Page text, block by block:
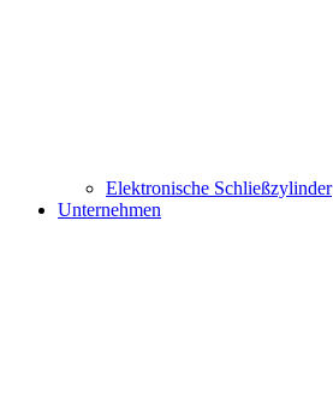
Elektronische Schließzylinder
Unternehmen